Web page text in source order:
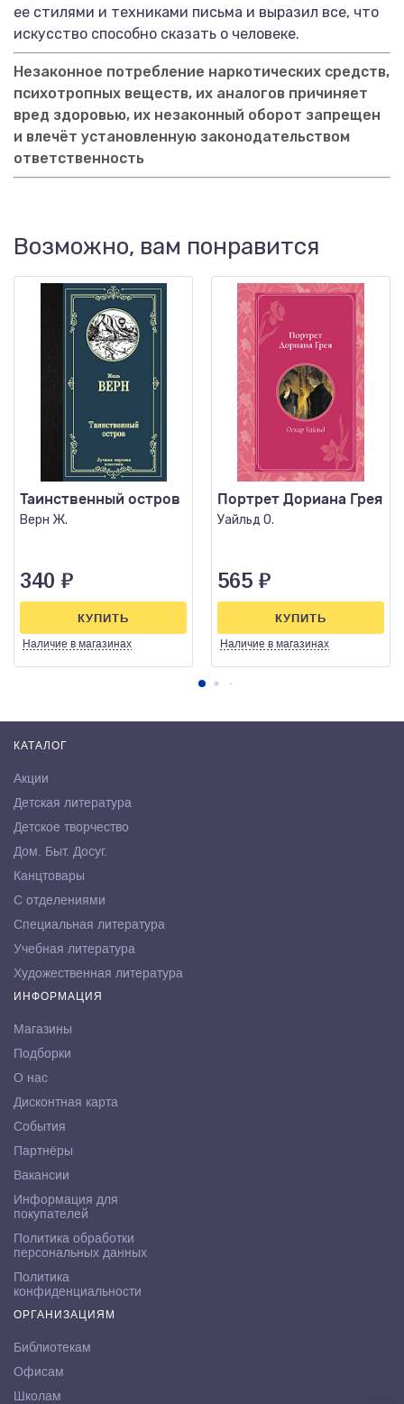
ее стилями и техниками письма и выразил все, что
искусство способно сказать о человеке.
Незаконное потребление наркотических средств,
психотропных веществ, их аналогов причиняет
вред здоровью, их незаконный оборот запрещен
и влечёт установленную законодательством
ответственность
Возможно, вам понравится
Таинственный остров
Верн Ж.
340 ₽
Наличие в магазинах
КУПИТЬ
Портрет Дориана Грея
Уайльд О.
565 ₽
Наличие в магазинах
КУПИТЬ
КАТАЛОГ
Акции
Детская литература
Детское творчество
Дом. Быт. Досуг.
Канцтовары
С отделениями
Специальная литература
Учебная литература
Художественная литература
ИНФОРМАЦИЯ
Магазины
Подборки
О нас
Дисконтная карта
События
Партнёры
Вакансии
Информация для
покупателей
Политика обработки
персональных данных
Политика
конфиденциальности
ОРГАНИЗАЦИЯМ
Библиотекам
Офисам
Школам